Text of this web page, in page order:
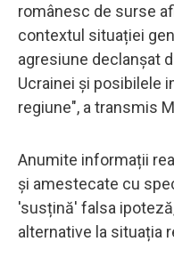
românesc de surse
contextul situației
agresiune declanșat
Ucrainei și posibilele
regiune", a transmis
Anumite informații
și amestecate cu
'susțină' falsa
alternative la situația